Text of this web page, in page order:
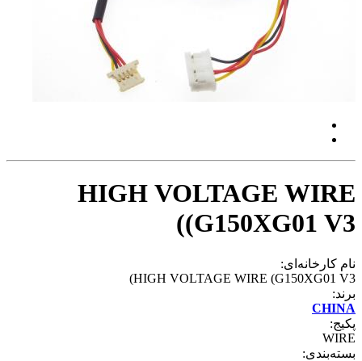
HIGH VOLTAGE WIRE
(G150XG01 V3)
نام کارخانه‌ای:
HIGH VOLTAGE WIRE (G150XG01 V3)
برند:
CHINA
پکیج:
WIRE
بسته‌بندی: